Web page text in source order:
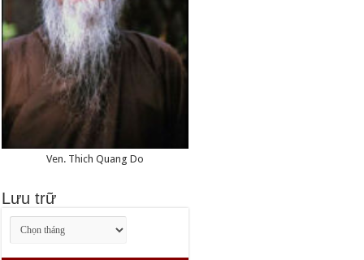
Ven. Thich Quang Do
Lưu trữ
Lưu
trữ